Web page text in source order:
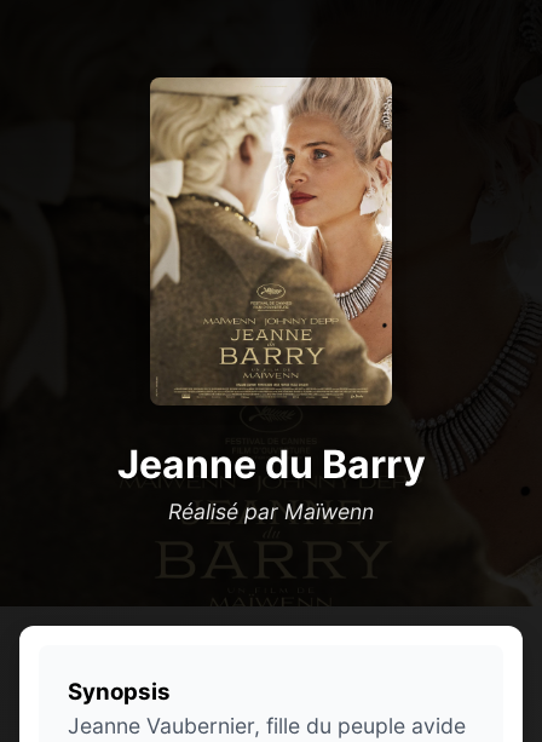
Jeanne du Barry
Réalisé par Maïwenn
Synopsis
Jeanne Vaubernier, fille du peuple avide